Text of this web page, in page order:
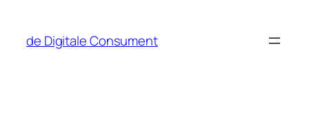
de Digitale Consument